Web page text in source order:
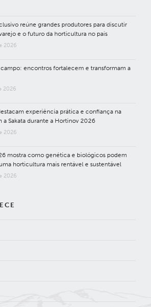
reúne grandes produtores para discutir
e o futuro da horticultura no país
2026
encontros fortalecem e transformam a
2026
experiência prática e confiança na
a Sakata durante a Hortinov 2026
2026
mostra como genética e biológicos podem
horticultura mais rentável e sustentável
2026